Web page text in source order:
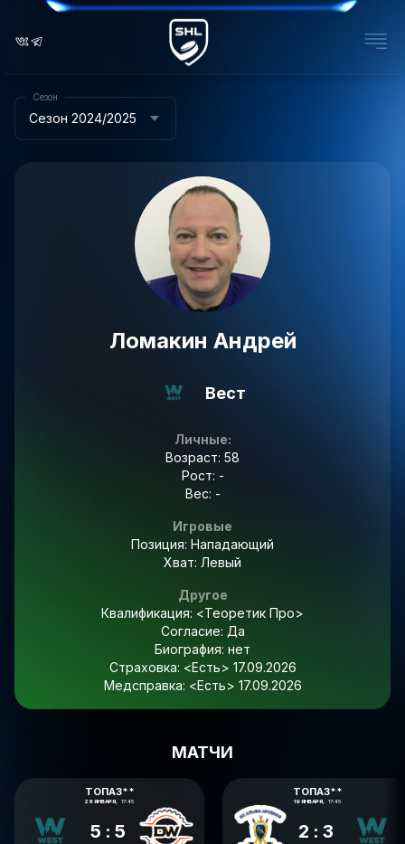
Сезон 2024/2025
Сезон
Ломакин Андрей
Вест
Личные:
Возраст: 58
Рост: -
Вес: -
Игровые
Позиция: Нападающий
Хват: Левый
Другое
Квалификация: <Теоретик Про>
Согласие: Да
Биография: нет
Страховка: <Есть> 17.09.2026
Медсправка: <Есть> 17.09.2026
МАТЧИ
ТОПАЗ**
26 ЯНВАРЯ, 17:45
5:5
ТОПАЗ**
19 ЯНВАРЯ, 17:45
2:3